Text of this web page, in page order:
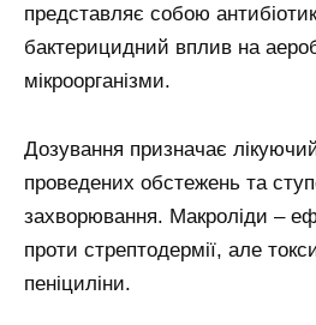
представляє собою
бактерицидний вплив на
мікроорганізми.
Дозування призначає лікуючий
проведених обстежень та
захворювання. Макроліди –
проти стрептодермії, але
пеніциліни.